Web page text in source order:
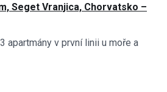
Seget Vranjica, Chorvatsko –
apartmány v první linii u moře a